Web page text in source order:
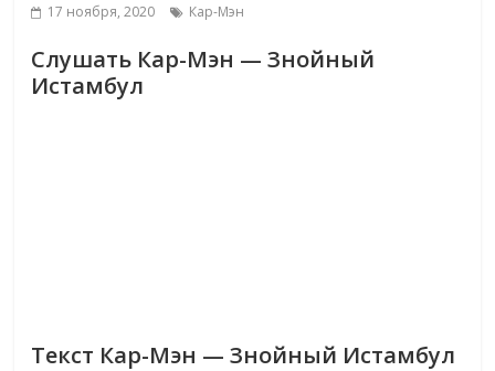
17 ноября, 2020 Кар-Мэн
Слушать Кар-Мэн — Знойный
Истамбул
Текст Кар-Мэн — Знойный Истамбул